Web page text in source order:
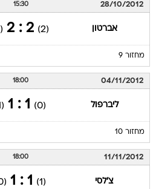
28/10/2012
15:30
אברטון (2)
2 : 2
(2)
מחזור 9
04/11/2012
18:00
ליברפול (0)
1 : 1
(1)
מחזור 10
11/11/2012
18:00
צ'לסי (1)
1 : 1
(0)